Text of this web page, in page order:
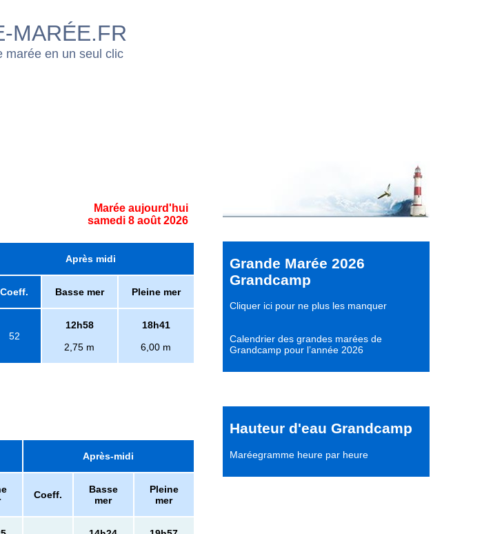
MARÉE.FR
marée en un seul clic
Marée aujourd'hui
samedi 8 août 2026
Après midi
Coeff. Basse mer Pleine mer
52
12h58
2,75 m
18h41
6,00 m
Après-midi
Coeff.
Basse
mer
Pleine
mer
Grande Marée 2026
Grandcamp
Cliquer ici pour ne plus les manquer
Calendrier des grandes marées de
Grandcamp pour l’année 2026
Hauteur d'eau Grandcamp
Maréegramme heure par heure